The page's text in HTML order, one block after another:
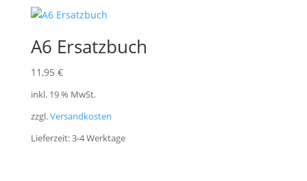
A6 Ersatzbuch
11,95 €
inkl. 19 % MwSt.
zzgl.Versandkosten
Lieferzeit:3-4 Werktage